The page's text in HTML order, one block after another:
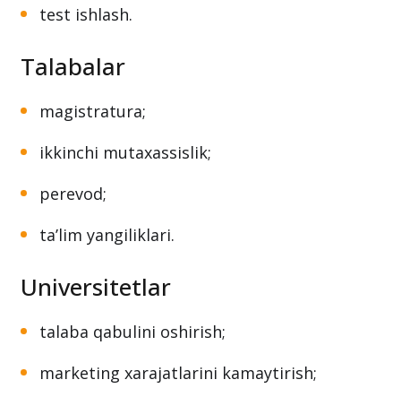
test ishlash.
Talabalar
magistratura;
ikkinchi mutaxassislik;
perevod;
ta’lim yangiliklari.
Universitetlar
talaba qabulini oshirish;
marketing xarajatlarini kamaytirish;